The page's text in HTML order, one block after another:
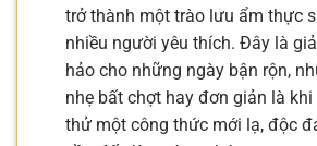
trở thành một trào lưu ẩm thực
nhiều người yêu thích. Đây là
hảo cho những ngày bận rộn,
nhẹ bất chợt hay đơn giản là
thử một công thức mới lạ, độc